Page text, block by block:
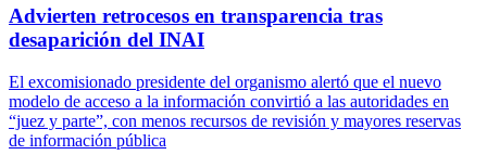
Advierten retrocesos en transparencia tras
desaparición del INAI
El excomisionado presidente del organismo alertó que el nuevo
modelo de acceso a la información convirtió a las autoridades en
“juez y parte”, con menos recursos de revisión y mayores reservas
de información pública